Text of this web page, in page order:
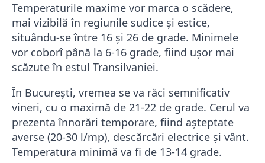
Temperaturile maxime vor marca o scădere,
mai vizibilă în regiunile sudice și estice,
situându-se între 16 și 26 de grade. Minimele
vor coborî până la 6-16 grade, fiind ușor mai
scăzute în estul Transilvaniei.
În București, vremea se va răci semnificativ
vineri, cu o maximă de 21-22 de grade. Cerul va
prezenta înnorări temporare, fiind așteptate
averse (20-30 l/mp), descărcări electrice și vânt.
Temperatura minimă va fi de 13-14 grade.